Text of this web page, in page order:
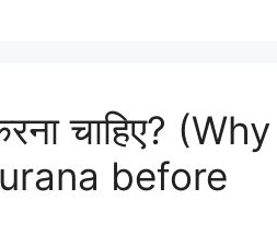
चाहिए? (Why
before